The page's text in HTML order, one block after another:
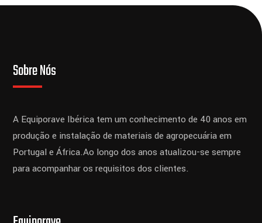
Sobre Nós
A Equiporave Ibérica tem um conhecimento de 40 anos em
produção e instalação de materiais de agropecuária em
Portugal e África.Ao longo dos anos atualizou-se sempre
para acompanhar os requisitos dos clientes.